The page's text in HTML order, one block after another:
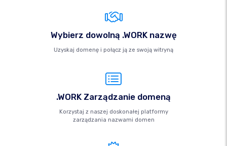
Wybierz dowolną .WORK nazwę
Uzyskaj domenę i połącz ją ze swoją witryną
.WORK Zarządzanie domeną
Korzystaj z naszej doskonałej platformy
zarządzania nazwami domen